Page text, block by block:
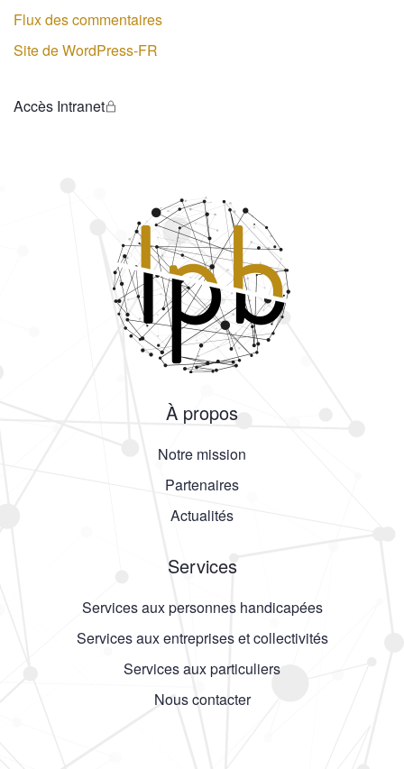
Flux des commentaires
Site de WordPress-FR
Accès Intranet
À propos
Notre mission
Partenaires
Actualités
Services
Services aux personnes handicapées
Services aux entreprises et collectivités
Services aux particuliers
Nous contacter